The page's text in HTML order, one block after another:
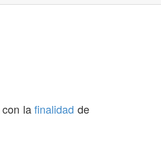
con lafinalidad de